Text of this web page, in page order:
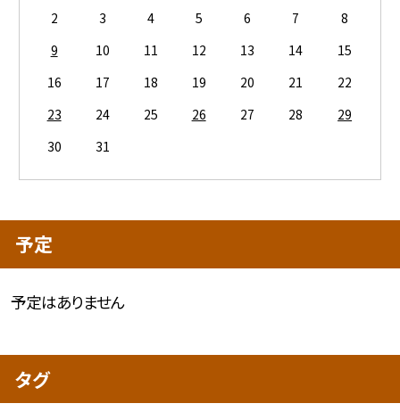
2
3 4 5 6 7
8
9
10 11 12 13 14
15
16
17 18 19 20 21
22
23
24 25 26 27 28
29
30
31
予定
予定はありません
タグ